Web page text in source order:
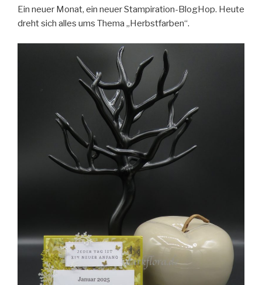
Ein neuer Monat, ein neuer Stampiration-BlogHop. Heute
dreht sich alles ums Thema „Herbstfarben“.